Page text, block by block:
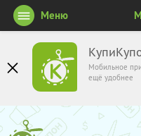
Мобильное
ещё удобнее
Меню